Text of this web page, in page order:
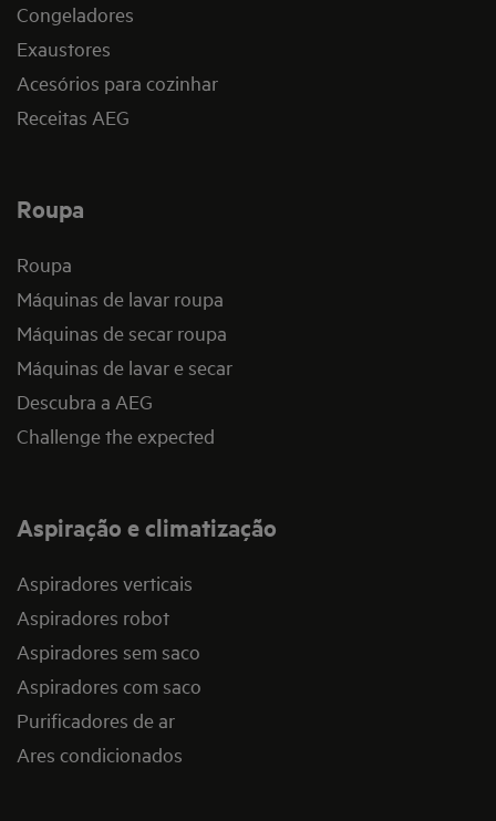
Congeladores
Exaustores
Acesórios para cozinhar
Receitas AEG
Roupa
Roupa
Máquinas de lavar roupa
Máquinas de secar roupa
Máquinas de lavar e secar
Descubra a AEG
Challenge the expected
Aspiração e climatização
Aspiradores verticais
Aspiradores robot
Aspiradores sem saco
Aspiradores com saco
Purificadores de ar
Ares condicionados